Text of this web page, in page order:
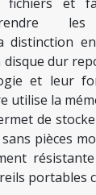
fichiers et
les
distinction
disque dur
et leur
utilise la
de
pièces
portables